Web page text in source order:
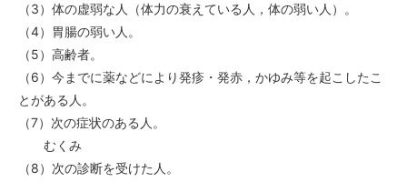
（3）体の虚弱な人（体力の衰えている人，体の弱い人）。
（4）胃腸の弱い人。
（5）高齢者。
（6）今までに薬などにより発疹・発赤，かゆみ等を起こしたこ
とがある人。
（7）次の症状のある人。
むくみ
（8）次の診断を受けた人。